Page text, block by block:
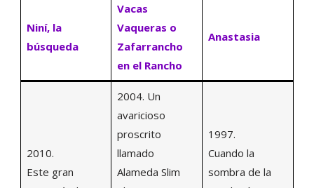
Niní, la
búsqueda
Vacas
Vaqueras o
Zafarrancho
en el Rancho
Anastasia
2010.
Este gran
2004. Un
avaricioso
proscrito
llamado
Alameda Slim
1997.
Cuando la
sombra de la